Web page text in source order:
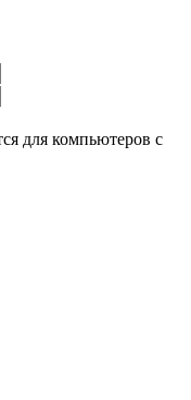
для компьютеров с